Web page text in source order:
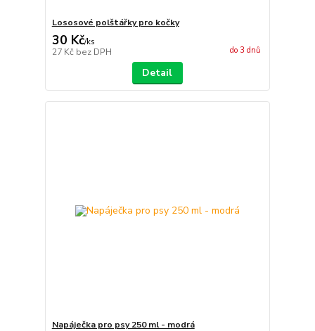
Lososové polštářky pro kočky
30 Kč/ks
27 Kč bez DPH do 3 dnů
Detail
Napáječka pro psy 250 ml - modrá